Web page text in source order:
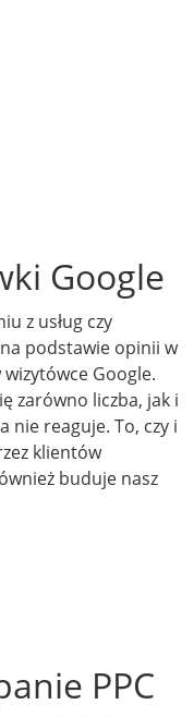
Google
z usług czy
podstawie opinii w
Google.
zarówno liczba, jak i
nie reaguje. To, czy i
klientów
buduje nasz
PPC